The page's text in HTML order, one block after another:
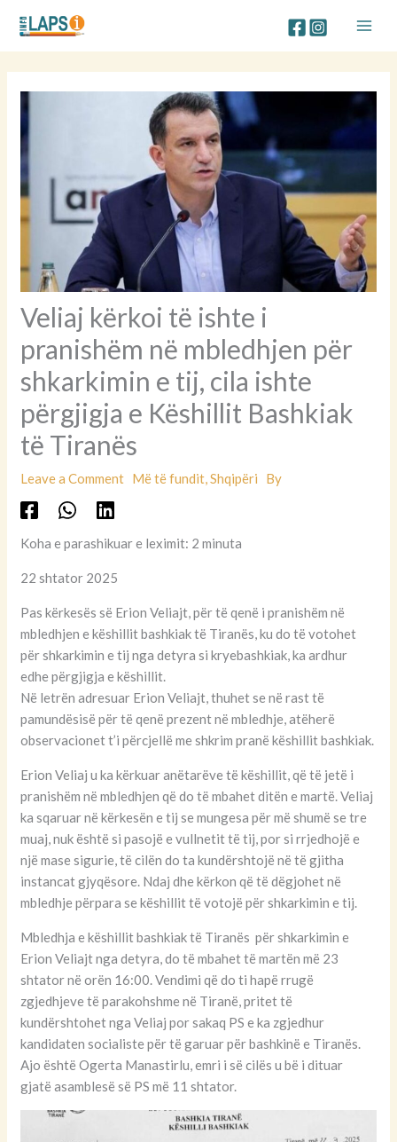
content
Veliaj kërkoi të ishte i
pranishëm në mbledhjen për
shkarkimin e tij, cila ishte
përgjigja e Këshillit Bashkiak
të Tiranës
Leave a Comment Më të fundit,Shqipëri By
Koha e parashikuar e leximit: 2 minuta
22 shtator 2025
Pas kërkesës së Erion Veliajt, për të qenë i pranishëm në
mbledhjen e këshillit bashkiak të Tiranës, ku do të votohet
për shkarkimin e tij nga detyra si kryebashkiak, ka ardhur
edhe përgjigja e këshillit.
Në letrën adresuar Erion Veliajt, thuhet se në rast të
pamundësisë për të qenë prezent në mbledhje, atëherë
observacionet t’i përcjellë me shkrim pranë këshillit bashkiak.
Erion Veliaj u ka kërkuar anëtarëve të këshillit, që të jetë i
pranishëm në mbledhjen që do të mbahet ditën e martë. Veliaj
ka sqaruar në kërkesën e tij se mungesa për më shumë se tre
muaj, nuk është si pasojë e vullnetit të tij, por si rrjedhojë e
një mase sigurie, të cilën do ta kundërshtojë në të gjitha
instancat gjyqësore. Ndaj dhe kërkon që të dëgjohet në
mbledhje përpara se këshillit të votojë për shkarkimin e tij.
Mbledhja e këshillit bashkiak të Tiranës për shkarkimin e
Erion Veliajt nga detyra, do të mbahet të martën më 23
shtator në orën 16:00. Vendimi që do ti hapë rrugë
zgjedhjeve të parakohshme në Tiranë, pritet të
kundërshtohet nga Veliaj por sakaq PS e ka zgjedhur
kandidaten socialiste për të garuar për bashkinë e Tiranës.
Ajo është Ogerta Manastirlu, emri i së cilës u bë i dituar
gjatë asamblesë së PS më 11 shtator.